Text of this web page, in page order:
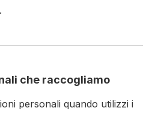
che raccogliamo
personali quando utilizzi i